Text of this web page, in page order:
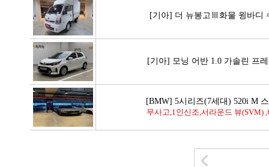
[기아] 더 뉴봉고Ⅲ화물 윙바디
[기아] 모닝 어반 1.0 가솔린 프
[BMW] 5시리즈(7세대) 520i M
무사고,1인신조,서라운드 뷰(SVM) ,